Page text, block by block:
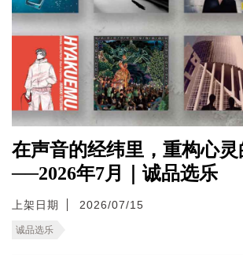
在声音的经纬里，重构心
──2026年7月｜诚品选乐
上架日期 2026/07/15
诚品选乐